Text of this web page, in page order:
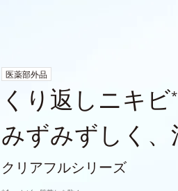
医薬部外品
くり返しニキビ
みずみずしく
クリアフルシリーズ